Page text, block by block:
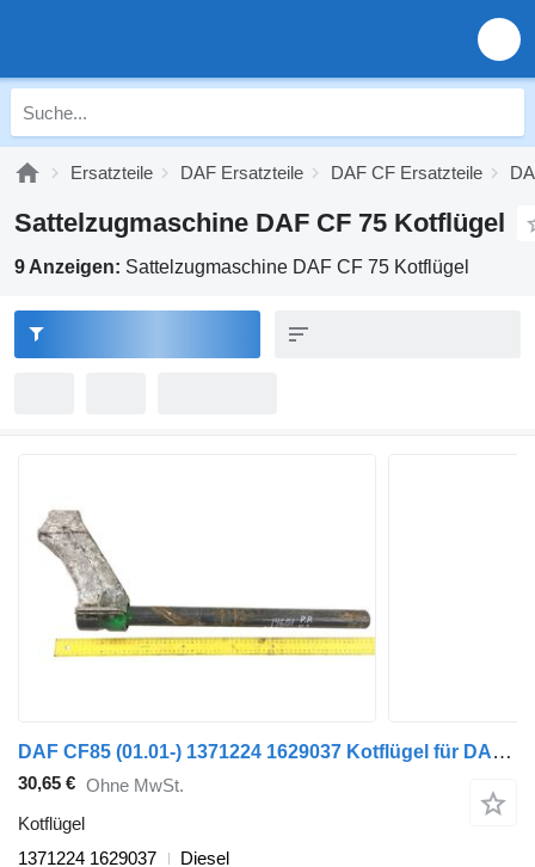
Ersatzteile DAF Ersatzteile DAF CF Ersatzteile
Sattelzugmaschine DAF CF 75 Kotflügel
9 Anzeigen: Sattelzugmaschine DAF CF 75 Kotflügel
DAF CF85 (01.01-) 1371224 1629037 Kotflügel für DAF LF45, LF55, LF180, CF65, CF75, CF85 (2001-) Sattelzugmaschine
30,65 € Ohne MwSt.
Kotflügel
1371224 1629037
Diesel